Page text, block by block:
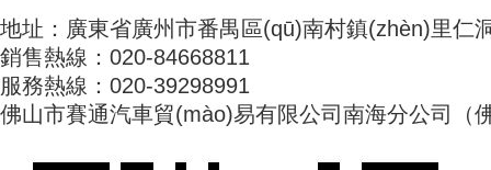
地址：廣東省廣州市番禺區(qū)南村鎮(zhèn)里仁
銷售熱線：020-84668811
服務熱線：020-39298991
佛山市賽通汽車貿(mào)易有限公司南海分公司（